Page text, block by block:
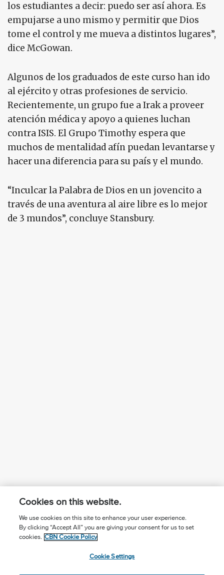
los estudiantes a decir: puedo ser así ahora. Es
empujarse a uno mismo y permitir que Dios
tome el control y me mueva a distintos lugares”,
dice McGowan.
Algunos de los graduados de este curso han ido
al ejército y otras profesiones de servicio.
Recientemente, un grupo fue a Irak a proveer
atención médica y apoyo a quienes luchan
contra ISIS. El Grupo Timothy espera que
muchos de mentalidad afín puedan levantarse y
hacer una diferencia para su país y el mundo.
“Inculcar la Palabra de Dios en un jovencito a
través de una aventura al aire libre es lo mejor
de 3 mundos”, concluye Stansbury.
¿Conoces a Jesús?
Suscríbase al boletín
Seguir Mundo Cristiano
Cookies on this website.
We use cookies on this site to enhance your user experience.
By clicking “Accept All” you are giving your consent for us to set
cookies. CBN Cookie Policy
Cookie Settings